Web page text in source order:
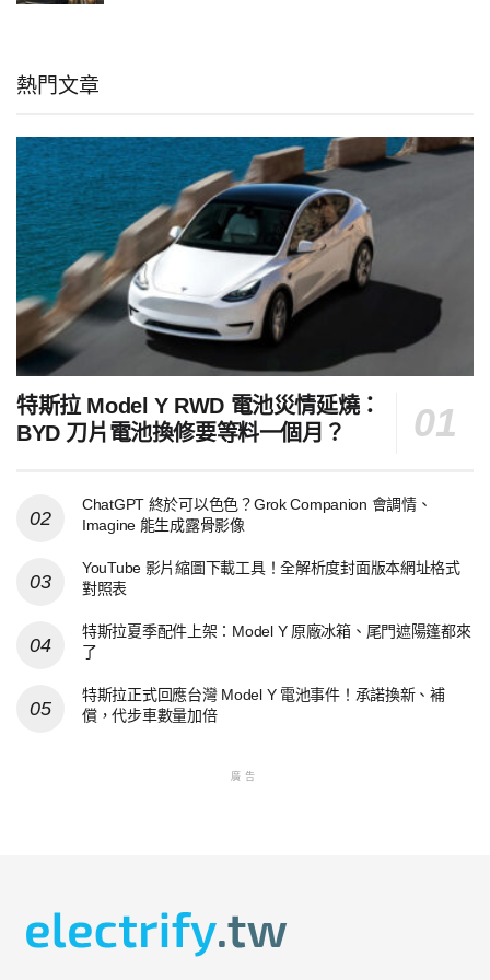
熱門文章
特斯拉 Model Y RWD 電池災情延燒：
BYD 刀片電池換修要等料一個月？
ChatGPT 終於可以色色？Grok Companion 會調情、
Imagine 能生成露骨影像
YouTube 影片縮圖下載工具！全解析度封面版本網址格式
對照表
特斯拉夏季配件上架：Model Y 原廠冰箱、尾門遮陽篷都來
了
特斯拉正式回應台灣 Model Y 電池事件！承諾換新、補
償，代步車數量加倍
廣告